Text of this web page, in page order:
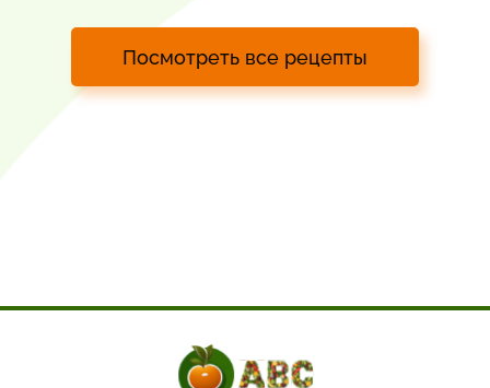
Посмотреть все рецепты